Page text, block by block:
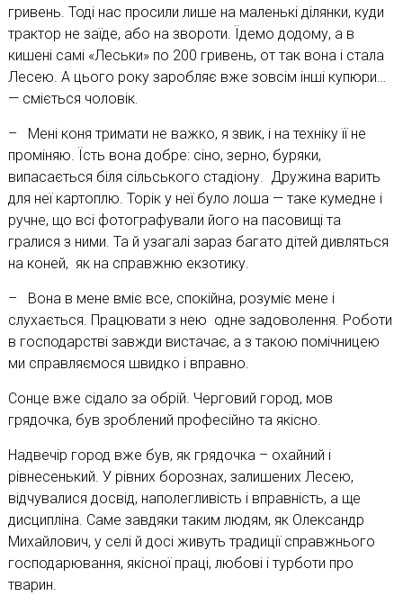
гривень. Тоді нас просили лише на маленькі ділянки, куди
трактор не заїде, або на звороти. Їдемо додому, а в
кишені самі «Леськи» по 200 гривень, от так вона і стала
Лесею. А цього року заробляє вже зовсім інші купюри…
— сміється чоловік.
– Мені коня тримати не важко, я звик, і на техніку її не
проміняю. Їсть вона добре: сіно, зерно, буряки,
випасається біля сільського стадіону. Дружина варить
для неї картоплю. Торік у неї було лоша — таке кумедне і
ручне, що всі фотографували його на пасовищі та
гралися з ними. Та й узагалі зараз багато дітей дивляться
на коней, як на справжню екзотику.
– Вона в мене вміє все, спокійна, розуміє мене і
слухається. Працювати з нею одне задоволення. Роботи
в господарстві завжди вистачає, а з такою помічницею
ми справляємося швидко і вправно.
Сонце вже сідало за обрій. Черговий город, мов
грядочка, був зроблений професійно та якісно.
Надвечір город вже був, як грядочка – охайний і
рівнесенький. У рівних борознах, залишених Лесею,
відчувалися досвід, наполегливість і вправність, а ще
дисципліна. Саме завдяки таким людям, як Олександр
Михайлович, у селі й досі живуть традиції справжнього
господарювання, якісної праці, любові і турботи про
тварин.